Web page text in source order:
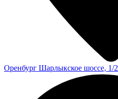
Оренбург Шарлыкское шоссе, 1/2